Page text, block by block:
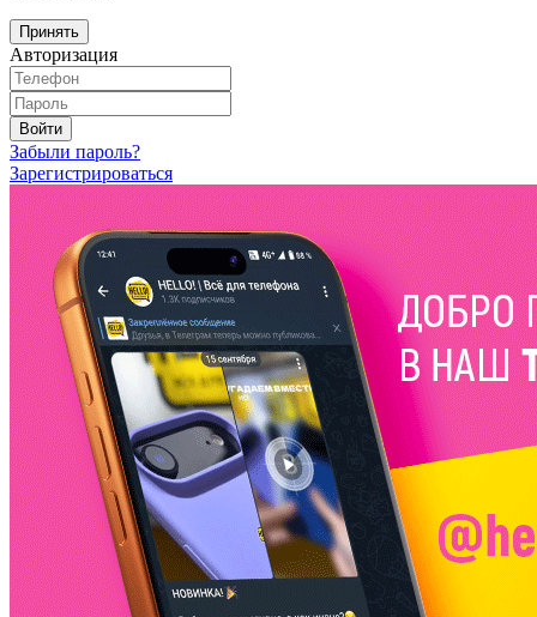
Принять
Авторизация
Войти
Забыли пароль?
Зарегистрироваться